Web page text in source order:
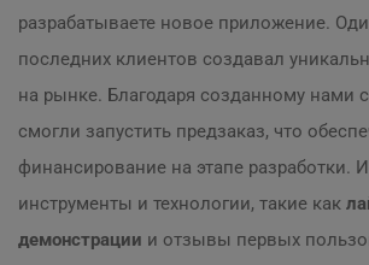
разрабатываете новое приложение.
последних клиентов создавал
на рынке. Благодаря созданному нами
смогли запустить предзаказ, что
финансирование на этапе разработки.
инструменты и технологии, такие как
демонстрации и отзывы первых